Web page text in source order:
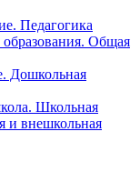
Педагогика
Общая
Дошкольная
Школьная
и внешкольная